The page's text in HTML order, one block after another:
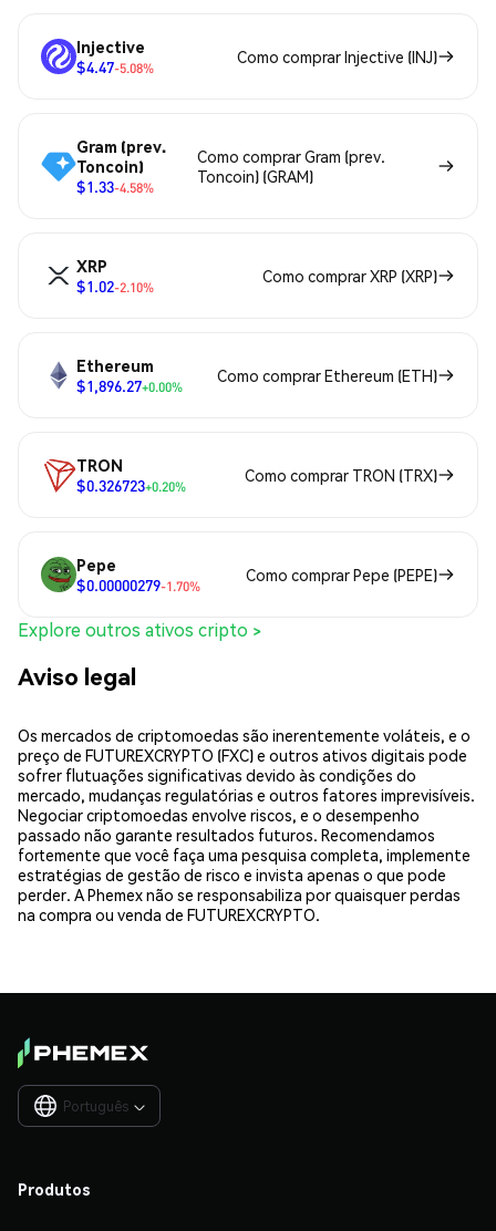
Injective
$4.47-5.08%
Como comprar Injective (INJ)
Gram (prev.
Toncoin)
$1.33-4.58%
Como comprar Gram (prev.
Toncoin) (GRAM)
XRP
$1.02-2.10%
Como comprar XRP (XRP)
Ethereum
$1,896.27+0.00%
Como comprar Ethereum (ETH)
TRON
$0.326723+0.20%
Como comprar TRON (TRX)
Pepe
$0.00000279-1.70%
Como comprar Pepe (PEPE)
Explore outros ativos cripto >
Aviso legal
Os mercados de criptomoedas são inerentemente voláteis, e o
preço de FUTUREXCRYPTO (FXC) e outros ativos digitais pode
sofrer flutuações significativas devido às condições do
mercado, mudanças regulatórias e outros fatores imprevisíveis.
Negociar criptomoedas envolve riscos, e o desempenho
passado não garante resultados futuros. Recomendamos
fortemente que você faça uma pesquisa completa, implemente
estratégias de gestão de risco e invista apenas o que pode
perder. A Phemex não se responsabiliza por quaisquer perdas
na compra ou venda de FUTUREXCRYPTO.
Português 
Produtos